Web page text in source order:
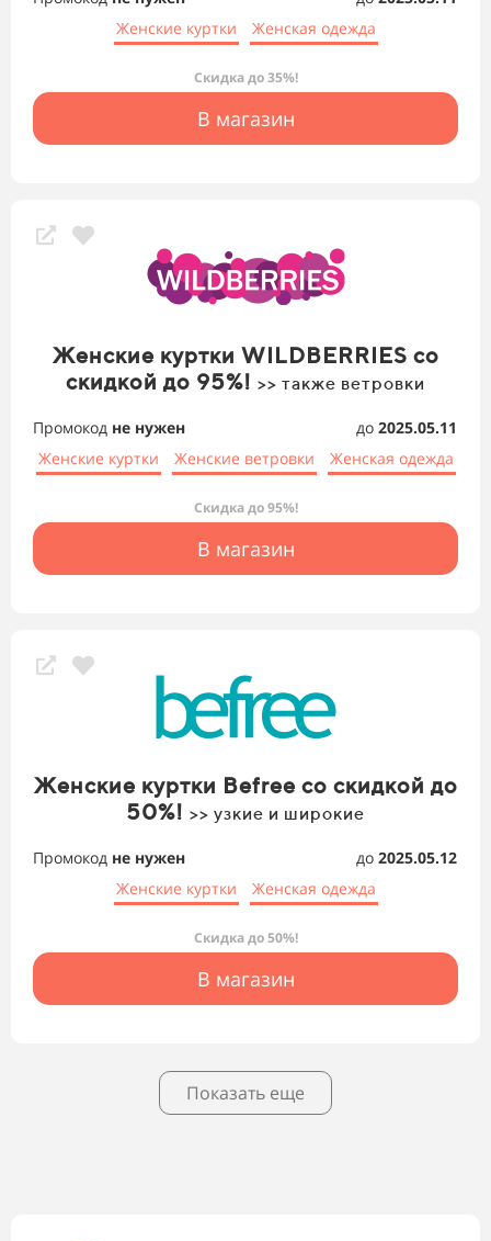
Женские куртки
Женская одежда
Скидка до 35%!
В магазин
Женские куртки WILDBERRIES со
скидкой до 95%! >> также ветровки
Промокод не нужен до 2025.05.11
Женские куртки
Женские ветровки Женская одежда
Скидка до 95%!
В магазин
Женские куртки Befree со скидкой до
50%! >> узкие и широкие
Промокод не нужен до 2025.05.12
Женские куртки
Женская одежда
Скидка до 50%!
В магазин
Показать еще